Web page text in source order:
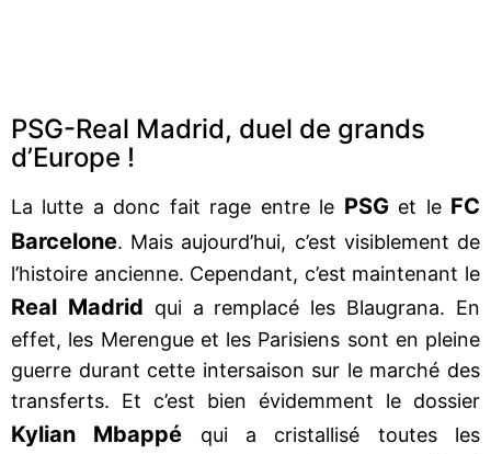
PSG-Real Madrid, duel de grands
d’Europe !
La lutte a donc fait rage entre le PSGet le FC
Barcelone. Mais aujourd’hui, c’est visiblement de
l’histoire ancienne. Cependant, c’est maintenant le
Real Madrid qui a remplacé les Blaugrana. En
effet, les Merengue et les Parisiens sont en pleine
guerre durant cette intersaison sur le marché des
transferts. Et c’est bien évidemment le dossier
Kylian Mbappé qui a cristallisé toutes les